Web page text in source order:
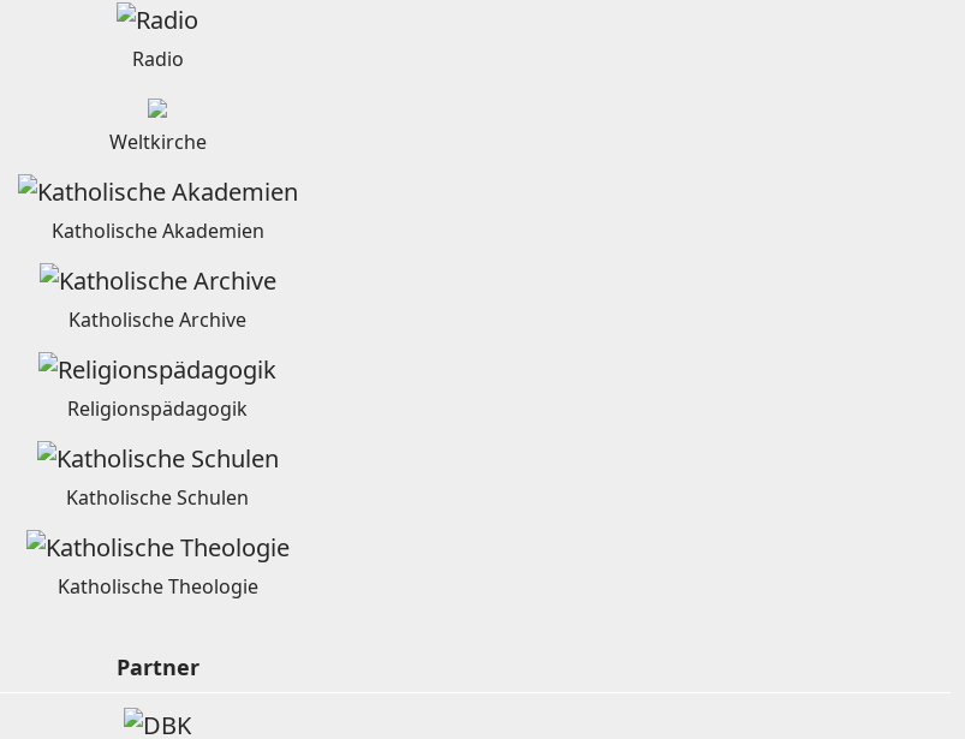
Radio
Weltkirche
Katholische Akademien
Katholische Archive
Religionspädagogik
Katholische Schulen
Katholische Theologie
Partner